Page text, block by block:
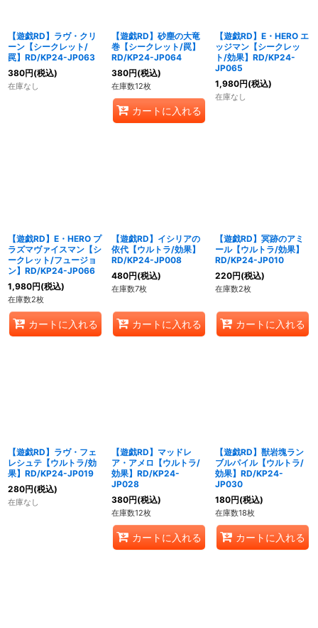
【遊戯RD】ラヴ・クリ
ーン【シークレット/
罠】RD/KP24-JP063
380円(税込)
在庫なし
【遊戯RD】砂塵の大竜
巻【シークレット/罠】
RD/KP24-JP064
380円(税込)
在庫数12枚
カートに入れる
【遊戯RD】E・HERO エ
ッジマン【シークレッ
ト/効果】RD/KP24-
JP065
1,980円(税込)
在庫なし
【遊戯RD】E・HERO プ
ラズマヴァイスマン【シ
ークレット/フュージョ
ン】RD/KP24-JP066
1,980円(税込)
在庫数2枚
カートに入れる
【遊戯RD】イシリアの
依代【ウルトラ/効果】
RD/KP24-JP008
480円(税込)
在庫数7枚
カートに入れる
【遊戯RD】冥跡のアミ
ール【ウルトラ/効果】
RD/KP24-JP010
220円(税込)
在庫数2枚
カートに入れる
【遊戯RD】ラヴ・フェ
レシュテ【ウルトラ/効
果】RD/KP24-JP019
280円(税込)
在庫なし
【遊戯RD】マッドレ
ア・アメロ【ウルトラ/
効果】RD/KP24-
JP028
380円(税込)
在庫数12枚
カートに入れる
【遊戯RD】獣岩塊ラン
ブルパイル【ウルトラ/
効果】RD/KP24-
JP030
180円(税込)
在庫数18枚
カートに入れる